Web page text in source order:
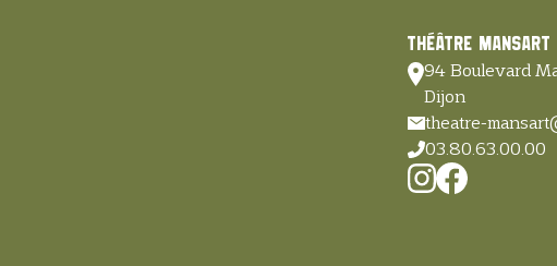
Théâtre Mansart
94 Boulevard
Dijon
theatre-
03.80.63.00.00